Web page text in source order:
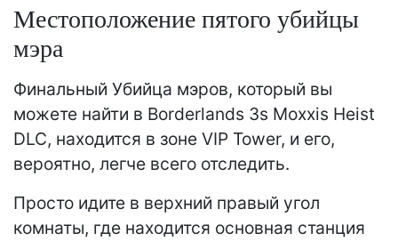
Местоположение пятого убийцы
мэра
Финальный Убийца мэров, который вы
можете найти в Borderlands 3s Moxxis Heist
DLC, находится в зоне VIP Tower, и его,
вероятно, легче всего отследить.
Просто идите в верхний правый угол
комнаты, где находится основная станция